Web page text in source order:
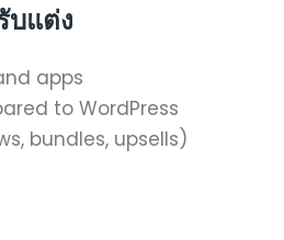
บแต่ง
apps
to WordPress
bundles, upsells)